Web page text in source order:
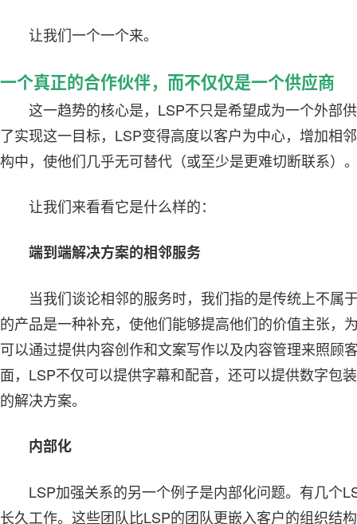
让我们一个一个来。
一个真正的合作伙伴，而不仅仅是一个供应商
这一趋势的核心是，LSP不只是希望成为一个外部
了实现这一目标，LSP变得高度以客户为中心，增加相
构中，使他们几乎无可替代（或至少是更难切断联系）
让我们来看看它是什么样的：
端到端解决方案的相邻服务
当我们谈论相邻的服务时，我们指的是传统上不属
的产品是一种补充，使他们能够提高他们的价值主张，
可以通过提供内容创作和文案写作以及内容管理来照顾
面，LSP不仅可以提供字幕和配音，还可以提供数字包
的解决方案。
内部化
LSP加强关系的另一个例子是内部化问题。有几个
长久工作。这些团队比LSP的团队更嵌入客户的组织结